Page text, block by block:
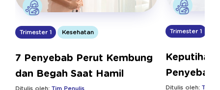
Trimester 1 Kesehatan
7 Penyebab Perut Kembung
dan Begah Saat Hamil
Ditulis oleh: Tim Penulis
Trimester 1
Keputihan
Penyebab
Ditulis oleh: Tim